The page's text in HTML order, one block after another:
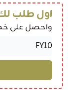
اول طلب
واحصل على